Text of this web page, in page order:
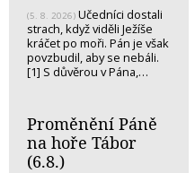
(5. 8. 2026) Učedníci dostali
strach, když viděli Ježíše
kráčet po moři. Pán je však
povzbudil, aby se nebáli.
[1] S důvěrou v Pána,…
Proměnění Páně
na hoře Tábor
(6.8.)